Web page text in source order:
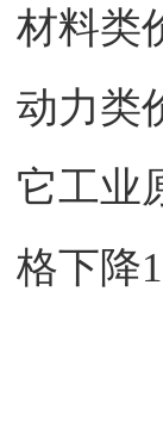
材料类
动力类
它工业
格下降